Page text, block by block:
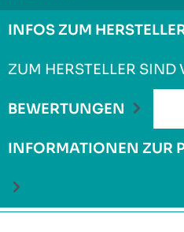
INFOS ZUM
ZUM HERSTELLER SIND
BEWERTUNGEN
INFORMATIONEN ZUR